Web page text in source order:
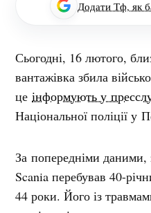
Додати Тф, як
Сьогодні, 16 лютого,
вантажівка збила
цеінформують у
Національної поліції у
За попередніми даними,
Scania перебував 40-
44 роки. Його із